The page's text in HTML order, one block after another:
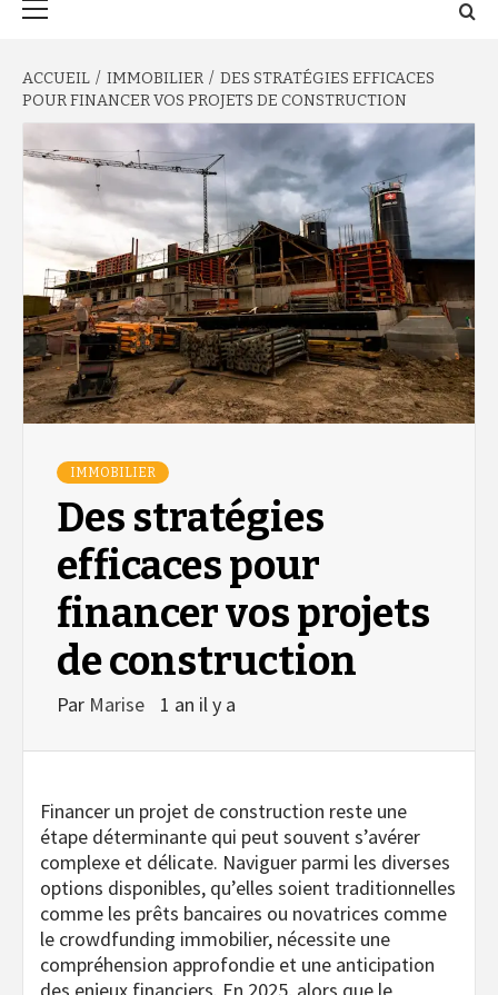
ACCUEIL IMMOBILIER
DES STRATÉGIES EFFICACES
POUR FINANCER VOS PROJETS DE CONSTRUCTION
IMMOBILIER
Des stratégies
efficaces pour
financer vos projets
de construction
Par Marise 1 an il y a
Financer un projet de construction reste une
étape déterminante qui peut souvent s’avérer
complexe et délicate. Naviguer parmi les diverses
options disponibles, qu’elles soient traditionnelles
comme les prêts bancaires ou novatrices comme
le crowdfunding immobilier, nécessite une
compréhension approfondie et une anticipation